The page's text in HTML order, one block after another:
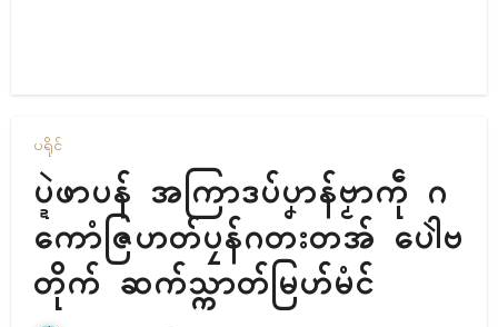
ပရိုၚ်
ပ္ဍဲဖာပန် အကြာဒပ်ပၞာန်ဗၟာကဵု ဂ
ကောံဇြဟတ်ပၠန်ဂတးတအ် ပေါဲဗ
တိုက် ဆက်သ္ကာတ်မြဟ်မံၚ်